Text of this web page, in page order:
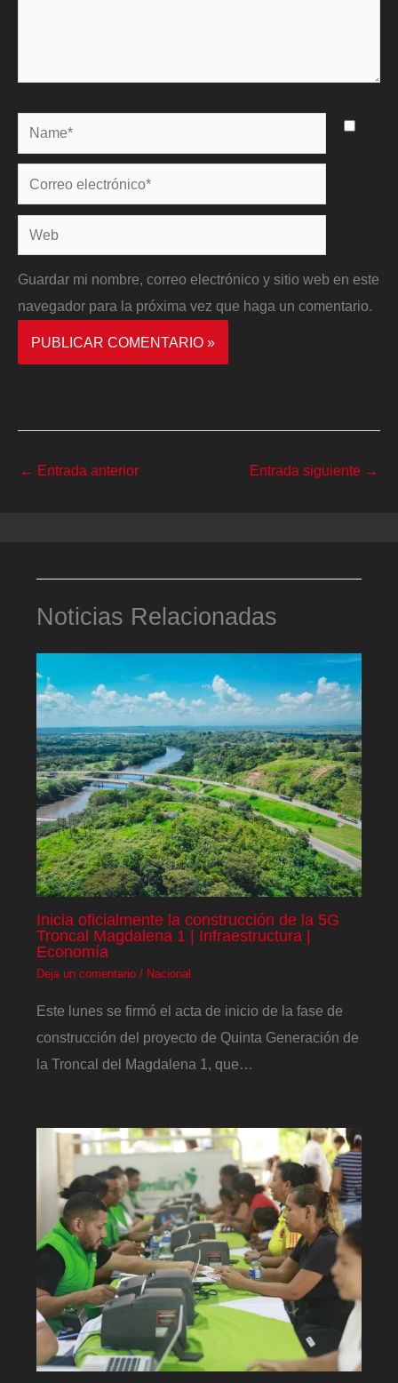
Name*
Correo
electrónico*
Web
Guardar mi nombre, correo electrónico y sitio web en este
navegador para la próxima vez que haga un comentario.
← Entrada anterior Entrada siguiente →
Noticias Relacionadas
Inicia oficialmente la construcción de la 5G
Troncal Magdalena 1 | Infraestructura |
Economía
Deja un comentario / Nacional
Este lunes se firmó el acta de inicio de la fase de
construcción del proyecto de Quinta Generación de
la Troncal del Magdalena 1, que…